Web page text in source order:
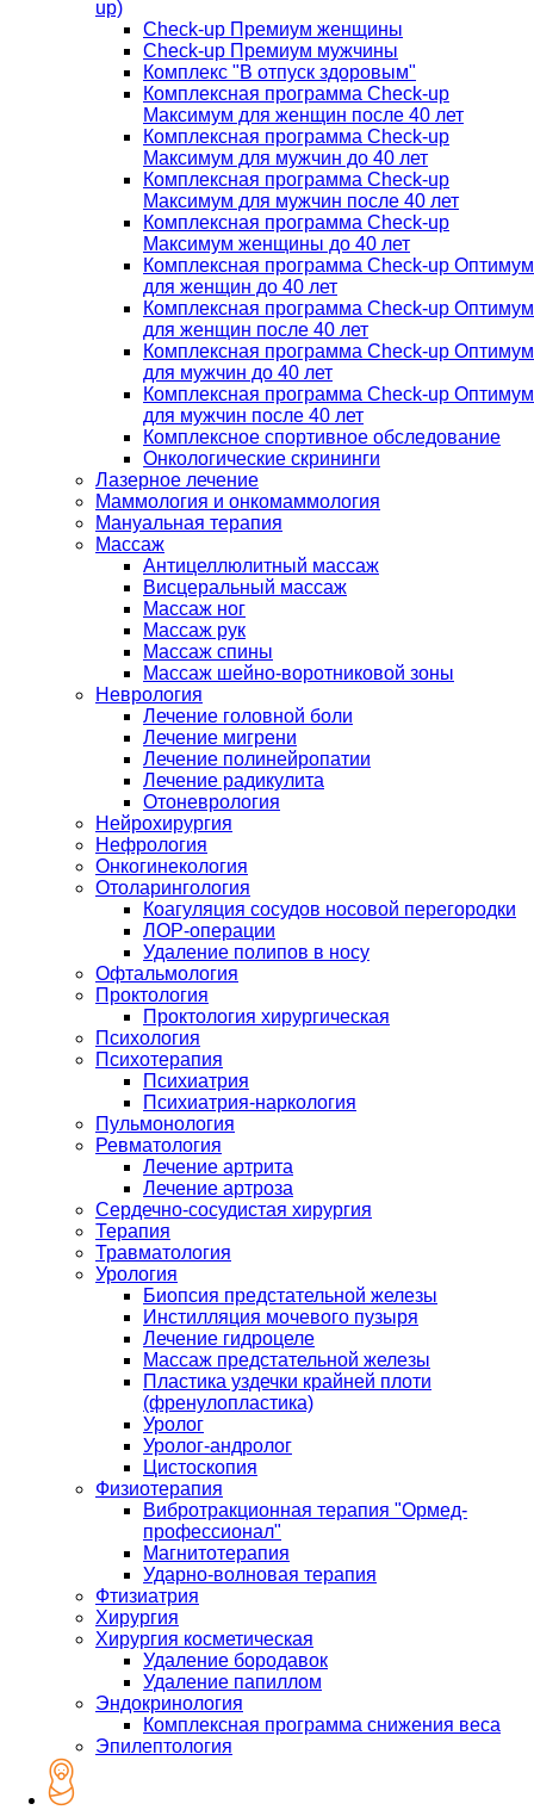
up)
Check-up Премиум женщины
Check-up Премиум мужчины
Комплекс "В отпуск здоровым"
Комплексная программа Check-up
Максимум для женщин после 40 лет
Комплексная программа Check-up
Максимум для мужчин до 40 лет
Комплексная программа Check-up
Максимум для мужчин после 40 лет
Комплексная программа Check-up
Максимум женщины до 40 лет
Комплексная программа Check-up Оптимум
для женщин до 40 лет
Комплексная программа Check-up Оптимум
для женщин после 40 лет
Комплексная программа Check-up Оптимум
для мужчин до 40 лет
Комплексная программа Check-up Оптимум
для мужчин после 40 лет
Комплексное спортивное обследование
Онкологические скрининги
Лазерное лечение
Маммология и онкомаммология
Мануальная терапия
Массаж
Антицеллюлитный массаж
Висцеральный массаж
Массаж ног
Массаж рук
Массаж спины
Массаж шейно-воротниковой зоны
Неврология
Лечение головной боли
Лечение мигрени
Лечение полинейропатии
Лечение радикулита
Отоневрология
Нейрохирургия
Нефрология
Онкогинекология
Отоларингология
Коагуляция сосудов носовой перегородки
ЛОР-операции
Удаление полипов в носу
Офтальмология
Проктология
Проктология хирургическая
Психология
Психотерапия
Психиатрия
Психиатрия-наркология
Пульмонология
Ревматология
Лечение артрита
Лечение артроза
Сердечно-сосудистая хирургия
Терапия
Травматология
Урология
Биопсия предстательной железы
Инстилляция мочевого пузыря
Лечение гидроцеле
Массаж предстательной железы
Пластика уздечки крайней плоти
(френулопластика)
Уролог
Уролог-андролог
Цистоскопия
Физиотерапия
Вибротракционная терапия "Ормед-
профессионал"
Магнитотерапия
Ударно-волновая терапия
Фтизиатрия
Хирургия
Хирургия косметическая
Удаление бородавок
Удаление папиллом
Эндокринология
Комплексная программа снижения веса
Эпилептология